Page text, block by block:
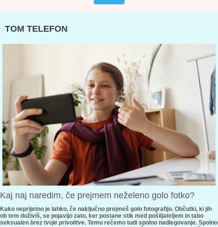
TOM TELEFON
Kaj naj naredim, če prejmem neželeno golo fotko?
Kako neprijetno je lahko, če naključno prejmeš golo fotografijo. Občutki, ki jih
ob tem doživiš, se pojavijo zato, ker postane stik med pošiljateljem in tabo
seksualen brez tvoje privolitve. Temu rečemo tudi spolno nadlegovanje. Spolno